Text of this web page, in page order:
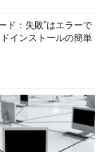
ド：失敗”はエラーで
インストールの簡単